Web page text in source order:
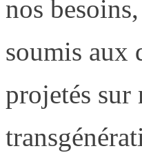
nos
soumis aux
projetés sur